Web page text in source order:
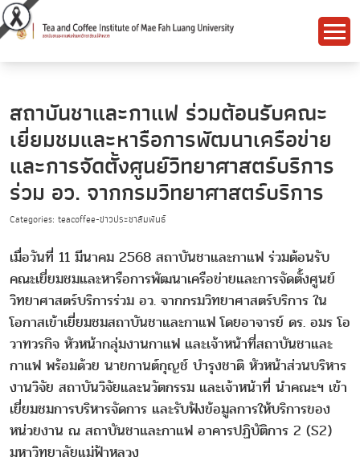
สถาบันชาและกาแฟ ร่วมต้อนรับคณะ
เยี่ยมชมและหารือการพัฒนาเครือข่าย
และการจัดตั้งศูนย์วิทยาศาสตร์บริการ
ร่วม อว. จากกรมวิทยาศาสตร์บริการ
Categories: teacoffee-ข่าวประชาสัมพันธ์
เมื่อวันที่ 11 มีนาคม 2568 สถาบันชาและกาแฟ ร่วมต้อนรับ
คณะเยี่ยมชมและหารือการพัฒนาเครือข่ายและการจัดตั้งศูนย์
วิทยาศาสตร์บริการร่วม อว. จากกรมวิทยาศาสตร์บริการ ใน
โอกาสเข้าเยี่ยมชมสถาบันชาและกาแฟ โดยอาจารย์ ดร. อมร โอ
วาทวรกิจ หัวหน้ากลุ่มงานกาแฟ และเจ้าหน้าที่สถาบันชาและ
กาแฟ พร้อมด้วย นายกานต์กุญช์ บำรุงชาติ หัวหน้าส่วนบริหาร
งานวิจัย สถาบันวิจัยและนวัตกรรม และเจ้าหน้าที่ นำคณะฯ เข้า
เยี่ยมชมการบริหารจัดการ และรับฟังข้อมูลการให้บริการของ
หน่วยงาน ณ สถาบันชาและกาแฟ อาคารปฏิบัติการ 2 (S2)
มหาวิทยาลัยแม่ฟ้าหลวง